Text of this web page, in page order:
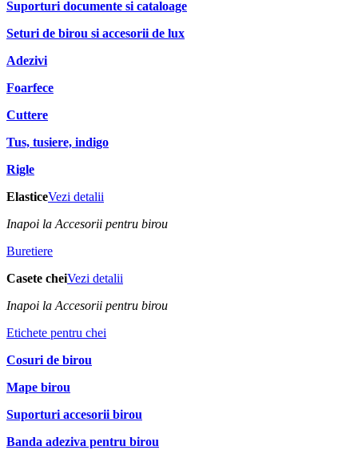
Suporturi documente si cataloage
Seturi de birou si accesorii de lux
Adezivi
Foarfece
Cuttere
Tus, tusiere, indigo
Rigle
ElasticeVezi detalii
Inapoi la Accesorii pentru birou
Buretiere
Casete cheiVezi detalii
Inapoi la Accesorii pentru birou
Etichete pentru chei
Cosuri de birou
Mape birou
Suporturi accesorii birou
Banda adeziva pentru birou